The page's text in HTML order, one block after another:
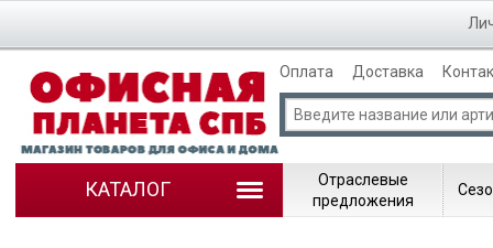
Оплата Доставка
КАТАЛОГ
Отраслевые
предложения